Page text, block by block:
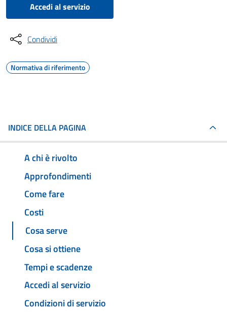
Accedi al servizio
Condividi
Normativa di riferimento
INDICE DELLA PAGINA
A chi è rivolto
Approfondimenti
Come fare
Costi
Cosa serve
Cosa si ottiene
Tempi e scadenze
Accedi al servizio
Condizioni di servizio